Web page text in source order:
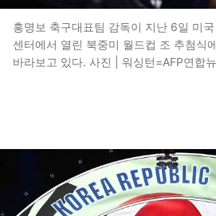
홍명보 축구대표팀 감독이 지난 6일 미
센터에서 열린 북중미 월드컵 조 추첨식
바라보고 있다. 사진 | 워싱턴=AFP연합